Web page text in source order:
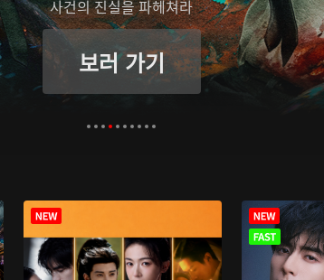
사건의 진실을 파헤쳐라
보러 가기